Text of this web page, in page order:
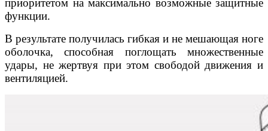
приоритетом на максимально возможные защитные
функции.
В результате получилась гибкая и не мешающая ноге
оболочка, способная поглощать множественные
удары, не жертвуя при этом свободой движения и
вентиляцией.